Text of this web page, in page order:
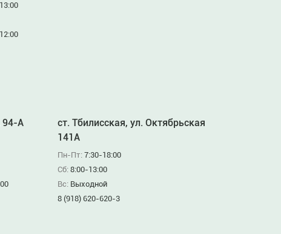
94-А
ст. Тбилисская, ул. Октябрьская
141А
Пн-Пт: 7:30-18:00
Сб: 8:00-13:00
Вс: Выходной
8 (918) 620-620-3